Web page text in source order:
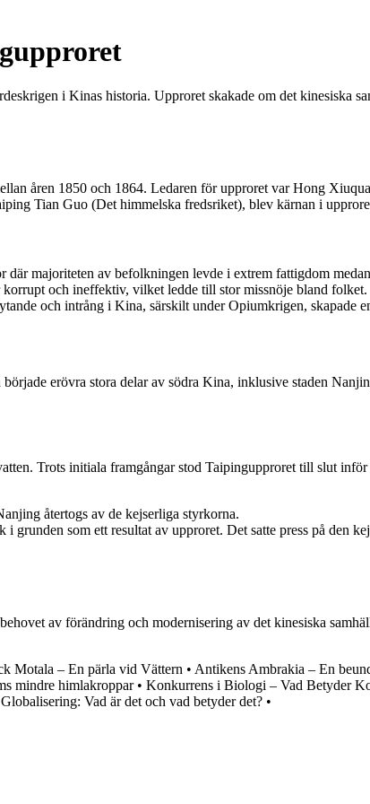
i Kinas historia. Upproret skakade om det kinesiska
åren 1850 och 1864. Ledaren för upproret var Hong
Tian Guo (Det himmelska fredsriket), blev kärnan i
majoriteten av befolkningen levde i extrem fattigdom
och ineffektiv, vilket ledde till stor missnöje bland folket.
och intrång i Kina, särskilt under Opiumkrigen, skapade
erövra stora delar av södra Kina, inklusive staden
Trots initiala framgångar stod Taipingupproret till slut
återtogs av de kejserliga styrkorna.
som ett resultat av upproret. Det satte press på den
av förändring och modernisering av det kinesiska
Motala – En pärla vid Vättern • Antikens Ambrakia – En
mindre himlakroppar• Konkurrens i Biologi – Vad Betyder
Globalisering: Vad är det och vad betyder det? •